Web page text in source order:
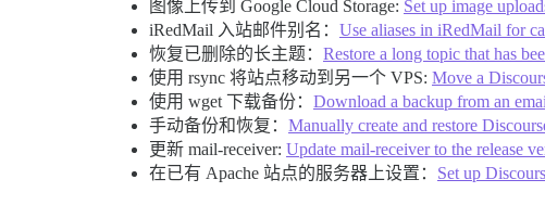
图像上传到 Google Cloud Storage: Set up image
iRedMail 入站邮件别名： Use aliases in iRedMail for
恢复已删除的长主题： Restore a long topic that has
使用 rsync 将站点移动到另一个 VPS: Move a
使用 wget 下载备份： Download a backup from an
手动备份和恢复： Manually create and restore
更新 mail-receiver: Update mail-receiver to the release
在已有 Apache 站点的服务器上设置： Set up